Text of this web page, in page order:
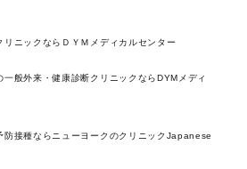
ニックならＤＹＭメディカルセンター
般外来・健康診断クリニックならDYMメディ
防接種ならニューヨークのクリニックJapanese